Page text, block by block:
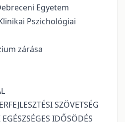
Egyetem
Pszichológiai
zárása
SZÖVETSÉG
IDŐSÖDÉS